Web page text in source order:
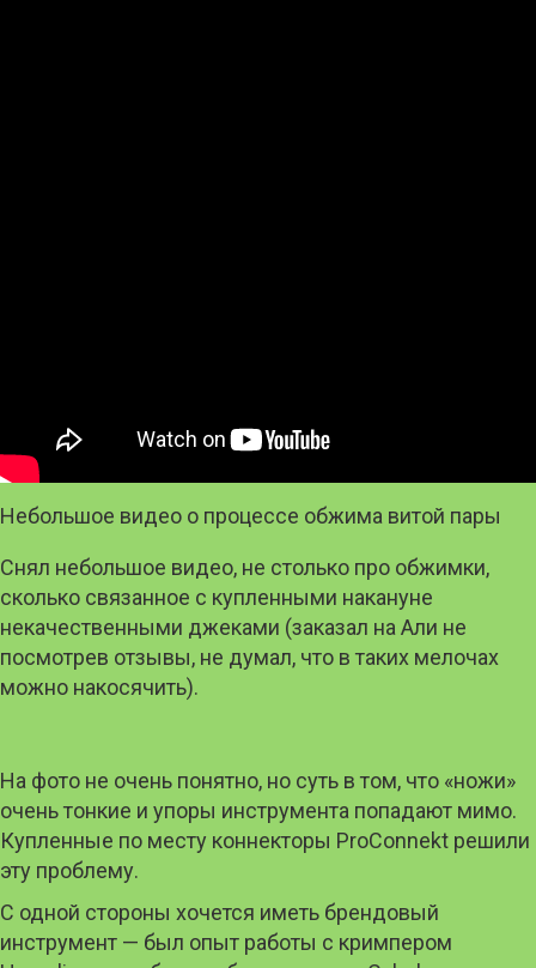
Небольшое видео о процессе обжима витой пары
Снял небольшое видео, не столько про обжимки,
сколько связанное с купленными накануне
некачественными джеками (заказал на Али не
посмотрев отзывы, не думал, что в таких мелочах
можно накосячить).
На фото не очень понятно, но суть в том, что «ножи»
очень тонкие и упоры инструмента попадают мимо.
Купленные по месту коннекторы ProConnekt решили
эту проблему.
С одной стороны хочется иметь брендовый
инструмент — был опыт работы с кримпером